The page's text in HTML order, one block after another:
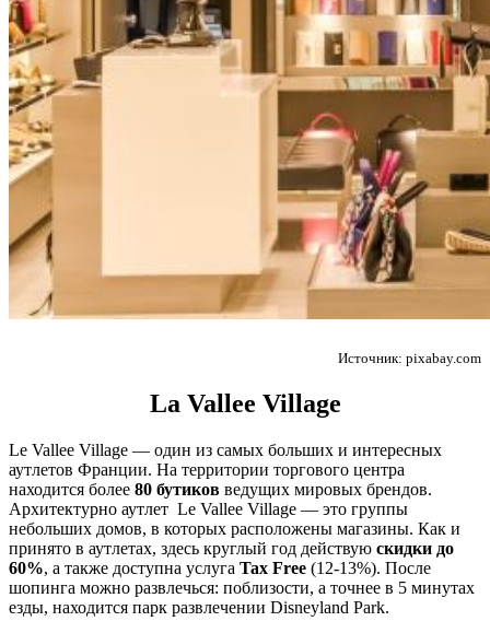
Источник: pixabay.com
La Vallеe Village
Le Vallee Village — один из самых больших и интересных
аутлетов Франции. На территории торгового центра
находится более 80 бутиков ведущих мировых брендов.
Архитектурно аутлет Le Vallee Village — это группы
небольших домов, в которых расположены магазины. Как и
принято в аутлетах, здесь круглый год действую скидки до
60%, а также доступна услуга Tax Free (12-13%). После
шопинга можно развлечься: поблизости, а точнее в 5 минутах
езды, находится парк развлечении Disneyland Park.